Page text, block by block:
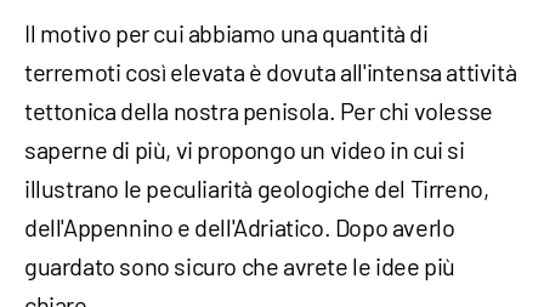
Il motivo per cui abbiamo una quantità di
terremoti così elevata è dovuta all'intensa attività
tettonica della nostra penisola. Per chi volesse
saperne di più, vi propongo un video in cui si
illustrano le peculiarità geologiche del Tirreno,
dell'Appennino e dell'Adriatico. Dopo averlo
guardato sono sicuro che avrete le idee più